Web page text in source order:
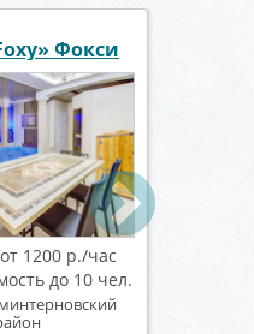
Эдесса
от 600 р./час
до 12 чел.